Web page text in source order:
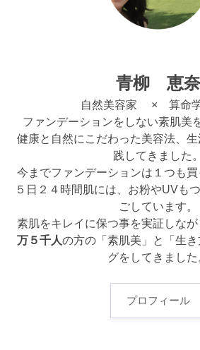
青柳 恵奈
自然美容家 × 算命
ファンデーションをしない素肌美
健康と自然にこだわった美容法、
践してきました。
今までファンデーションは１つも
５日２４時間肌には、お粉やUVも
ごしています。
素肌をキレイに保つ事を実証しな
万５千人の方の「素肌美」と「生
グをしてきました
プロフィール